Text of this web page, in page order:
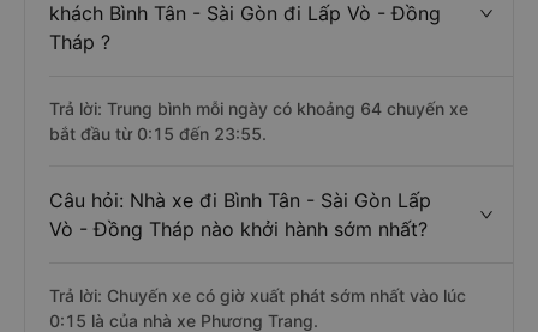
khách Bình Tân - Sài Gòn đi Lấp Vò - Đồng
Tháp ?
Trả lời: Trung bình mỗi ngày có khoảng 64 chuyến xe
bắt đầu từ 0:15 đến 23:55.
Câu hỏi: Nhà xe đi Bình Tân - Sài Gòn Lấp
Vò - Đồng Tháp nào khởi hành sớm nhất?
Trả lời: Chuyến xe có giờ xuất phát sớm nhất vào lúc
0:15 là của nhà xe Phương Trang.